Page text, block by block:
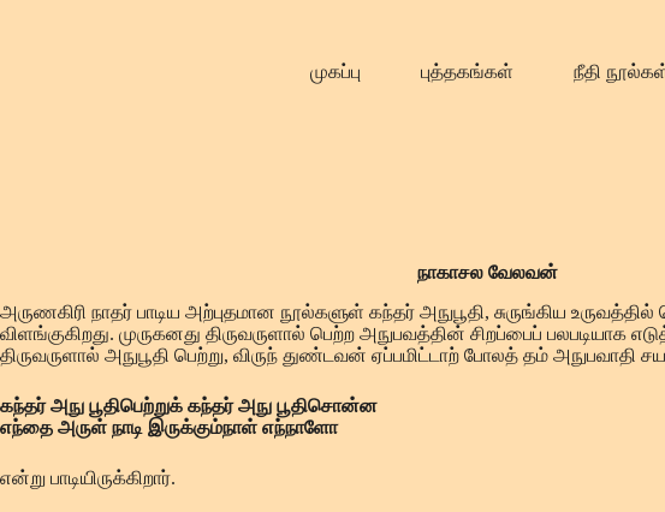
முகப்பு
புத்தகங்கள் நீதி
நாகாசல வேலவன்
அருணகிரி நாதர் பாடிய அற்புதமான நூல்களுள் கந்தர் அநுபூதி, சுருங்கிய
விளங்குகிறது. முருகனது திருவருளால் பெற்ற அநுபவத்தின் சிறப்பைப் பலபடியாக
திருவருளால் அநுபூதி பெற்று, விருந் துண்டவன் ஏப்பமிட்டாற் போலத் தம் அநுபவாதி
கந்தர் அநு பூதிபெற்றுக் கந்தர் அநு பூதிசொன்ன
எந்தை அருள் நாடி இருக்கும்நாள் எந்நாளோ
என்று பாடியிருக்கிறார்.